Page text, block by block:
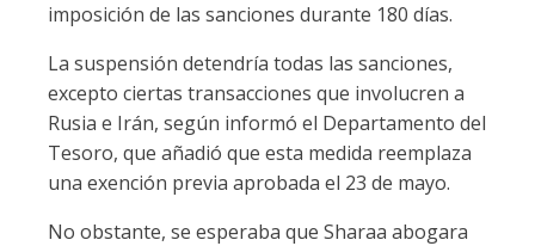
imposición de las sanciones durante 180 días.
La suspensión detendría todas las sanciones,
excepto ciertas transacciones que involucren a
Rusia e Irán, según informó el Departamento del
Tesoro, que añadió que esta medida reemplaza
una exención previa aprobada el 23 de mayo.
No obstante, se esperaba que Sharaa abogara